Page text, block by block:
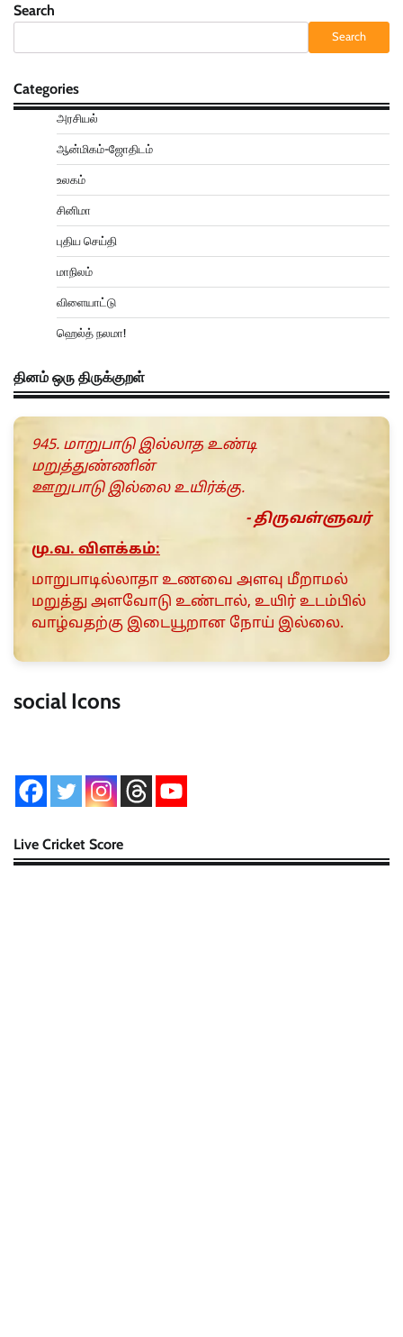
Search
Search
Categories
அரசியல்
ஆன்மிகம்-ஜோதிடம்
உலகம்
சினிமா
புதிய செய்தி
மாநிலம்
விளையாட்டு
ஹெல்த் நலமா!
தினம் ஒரு திருக்குறள்
945. மாறுபாடு இல்லாத உண்டி
மறுத்துண்ணின்
ஊறுபாடு இல்லை உயிர்க்கு.
- திருவள்ளுவர்
மு.வ. விளக்கம்:
மாறுபாடில்லாதா உணவை அளவு மீறாமல்
மறுத்து அளவோடு உண்டால், உயிர் உடம்பில்
வாழ்வதற்கு இடையூறான நோய் இல்லை.
social Icons
Live Cricket Score